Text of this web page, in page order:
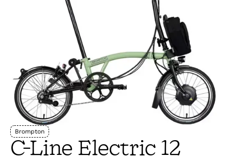
Brompton
C-Line Electric 12